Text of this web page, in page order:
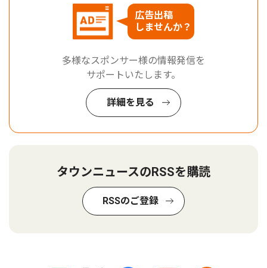
広告出稿
しませんか？
多様なスポンサー様の情報発信を
サポートいたします。
詳細を見る
タウンニュースのRSSを購読
RSSのご登録